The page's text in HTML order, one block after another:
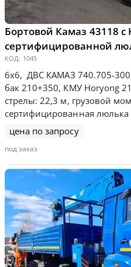
Бортовой Камаз 43118
сертифицированной
КОД: 1045
6х6, ДВС КАМАЗ 740.705-
бак 210+350, КМУ Horyong
стрелы: 22,3 м, грузовой
сертифицированная люлька
цена по запросу
под заказ